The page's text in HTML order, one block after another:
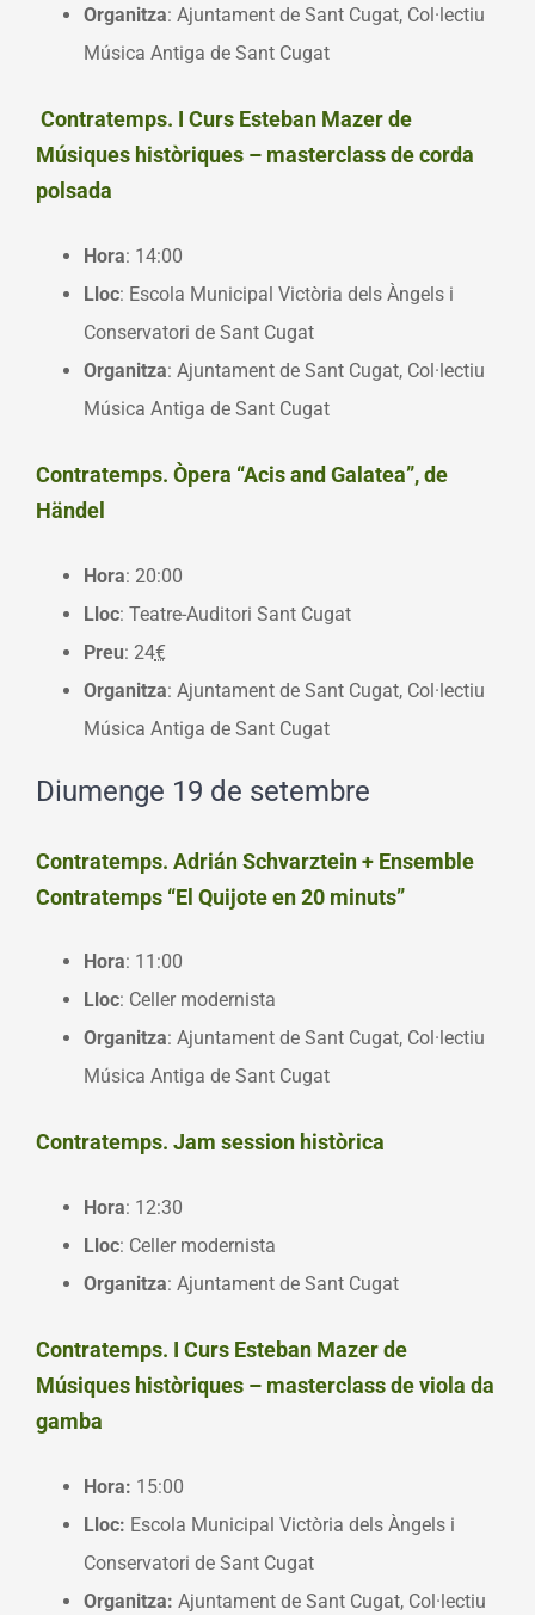
Organitza: Ajuntament de Sant Cugat, Col·lectiu
Música Antiga de Sant Cugat
Contratemps. I Curs Esteban Mazer de
Músiques històriques – masterclass de corda
polsada
Hora: 14:00
Lloc: Escola Municipal Victòria dels Àngels i
Conservatori de Sant Cugat
Organitza: Ajuntament de Sant Cugat, Col·lectiu
Música Antiga de Sant Cugat
Contratemps. Òpera “Acis and Galatea”, de
Händel
Hora: 20:00
Lloc: Teatre-Auditori Sant Cugat
Preu: 24€
Organitza: Ajuntament de Sant Cugat, Col·lectiu
Música Antiga de Sant Cugat
Diumenge 19 de setembre
Contratemps. Adrián Schvarztein + Ensemble
Contratemps “El Quijote en 20 minuts”
Hora: 11:00
Lloc: Celler modernista
Organitza: Ajuntament de Sant Cugat, Col·lectiu
Música Antiga de Sant Cugat
Contratemps. Jam session històrica
Hora: 12:30
Lloc: Celler modernista
Organitza: Ajuntament de Sant Cugat
Contratemps. I Curs Esteban Mazer de
Músiques històriques – masterclass de viola da
gamba
Hora: 15:00
Lloc: Escola Municipal Victòria dels Àngels i
Conservatori de Sant Cugat
Organitza: Ajuntament de Sant Cugat, Col·lectiu